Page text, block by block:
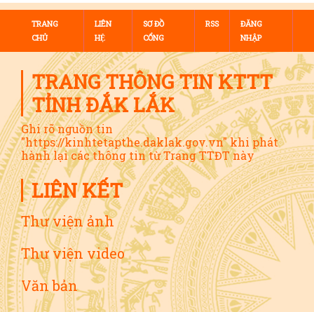
TRANG
CHỦ
LIÊN
HỆ
SƠ ĐỒ
CỔNG
RSS
ĐĂNG
NHẬP
TRANG THÔNG TIN KTTT
TỈNH ĐẮK LẮK
Ghi rõ nguồn tin
"https://kinhtetapthe.daklak.gov.vn" khi phát
hành lại các thông tin từ Trang TTĐT này
LIÊN KẾT
Thư viện ảnh
Thư viện video
Văn bản